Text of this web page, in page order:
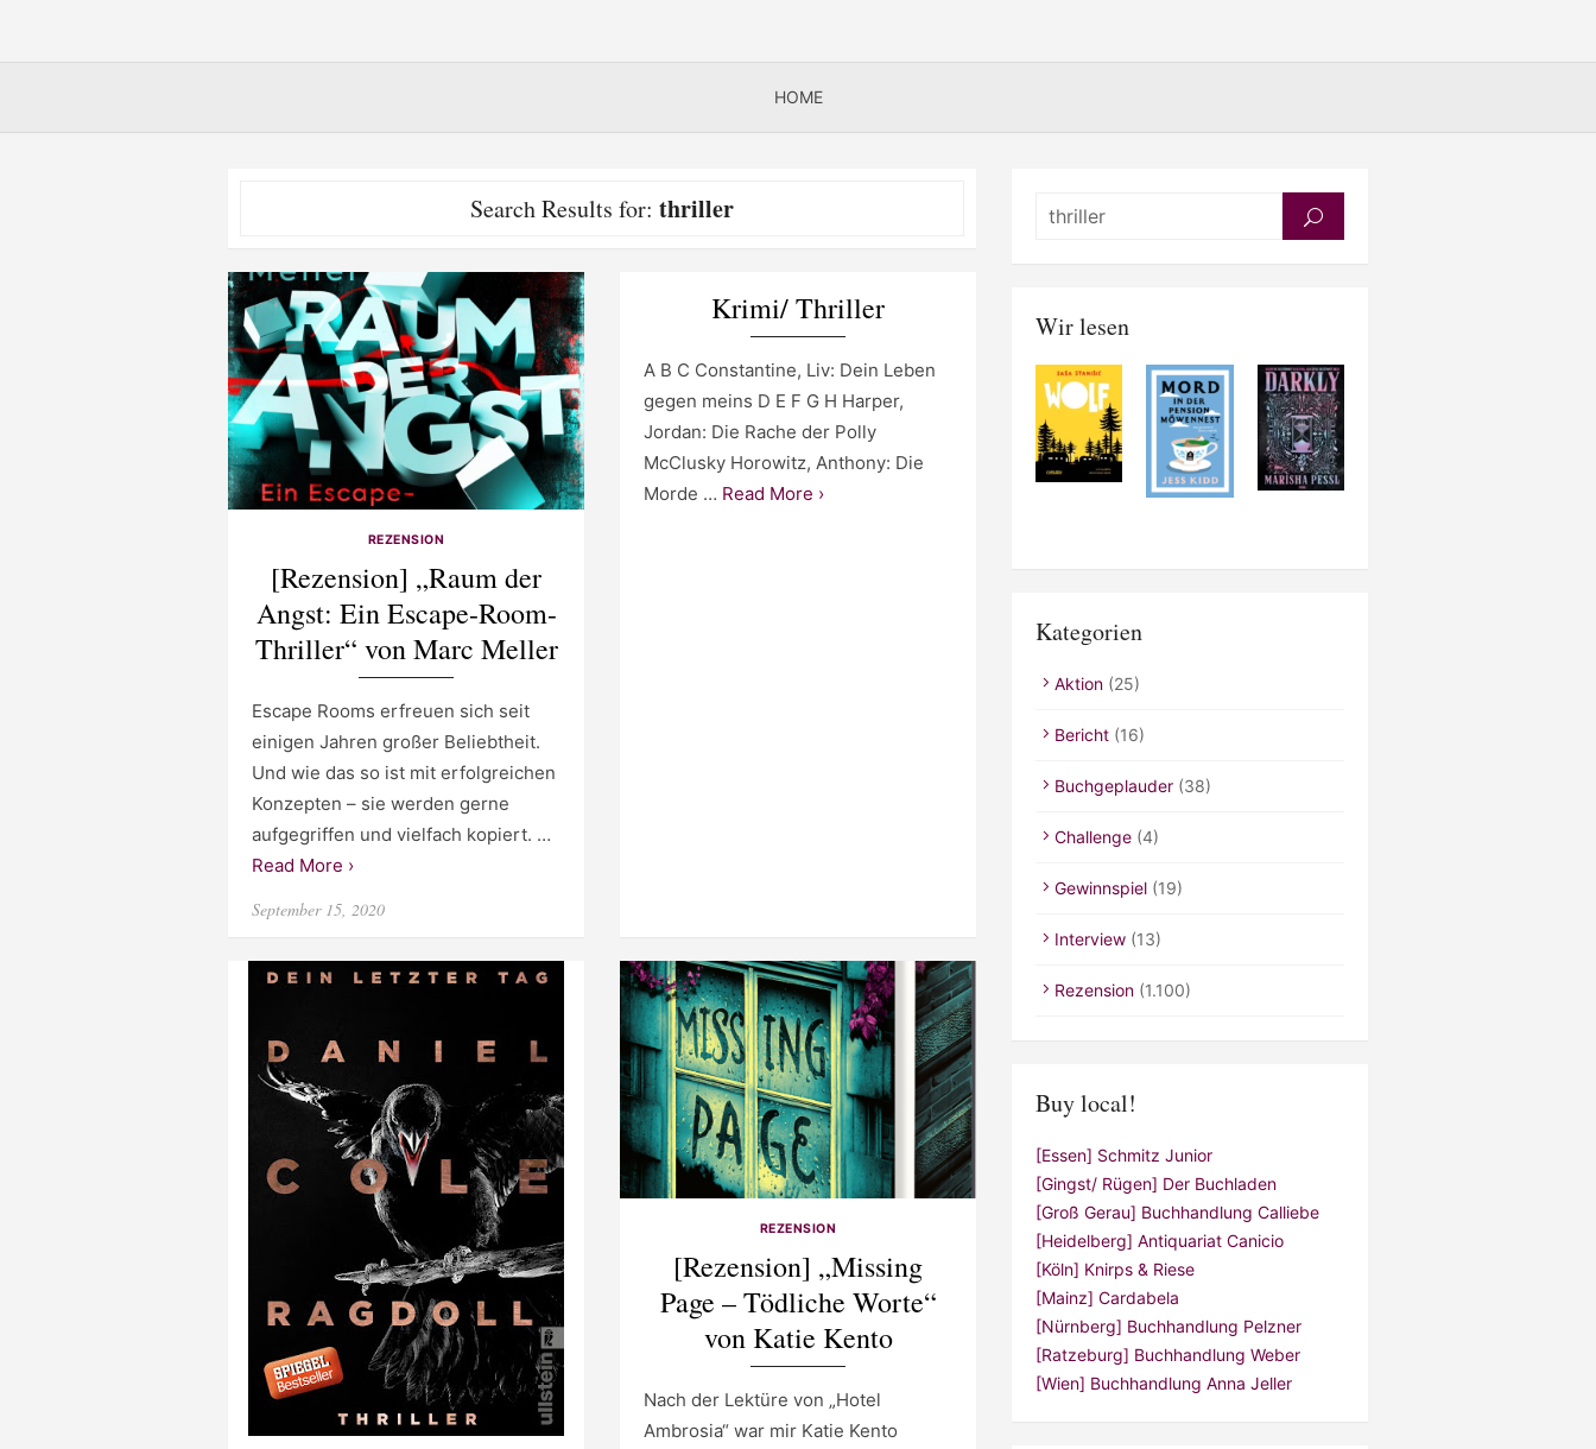
HOME
Search Results for: thriller
REZENSION
[Rezension] „Raum der
Angst: Ein Escape-Room-
Thriller“ von Marc Meller
Escape Rooms erfreuen sich seit
einigen Jahren großer Beliebtheit.
Und wie das so ist mit erfolgreichen
Konzepten – sie werden gerne
aufgegriffen und vielfach kopiert. …
Read More ›
Posted
September 15, 2020
Krimi/ Thriller
A B C Constantine, Liv: Dein Leben
gegen meins D E F G H Harper,
Jordan: Die Rache der Polly
McClusky Horowitz, Anthony: Die
Morde … Read More ›
REZENSION
[Rezension] „Missing
Page – Tödliche Worte“
von Katie Kento
Nach der Lektüre von „Hotel
Ambrosia“ war mir Katie Kento
SEARCH
Wir lesen
Kategorien
Aktion (25)
Bericht (16)
Buchgeplauder (38)
Challenge (4)
Gewinnspiel (19)
Interview (13)
Rezension (1.100)
Buy local!
[Essen] Schmitz Junior
[Gingst/ Rügen] Der Buchladen
[Groß Gerau] Buchhandlung Calliebe
[Heidelberg] Antiquariat Canicio
[Köln] Knirps & Riese
[Mainz] Cardabela
[Nürnberg] Buchhandlung Pelzner
[Ratzeburg] Buchhandlung Weber
[Wien] Buchhandlung Anna Jeller